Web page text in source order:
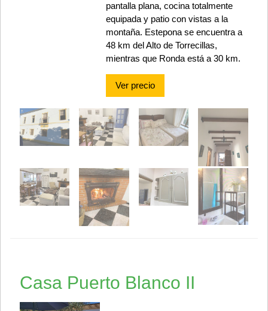
pantalla plana, cocina totalmente
equipada y patio con vistas a la
montaña. Estepona se encuentra a
48 km del Alto de Torrecillas,
mientras que Ronda está a 30 km.
Ver precio
Casa Puerto Blanco II